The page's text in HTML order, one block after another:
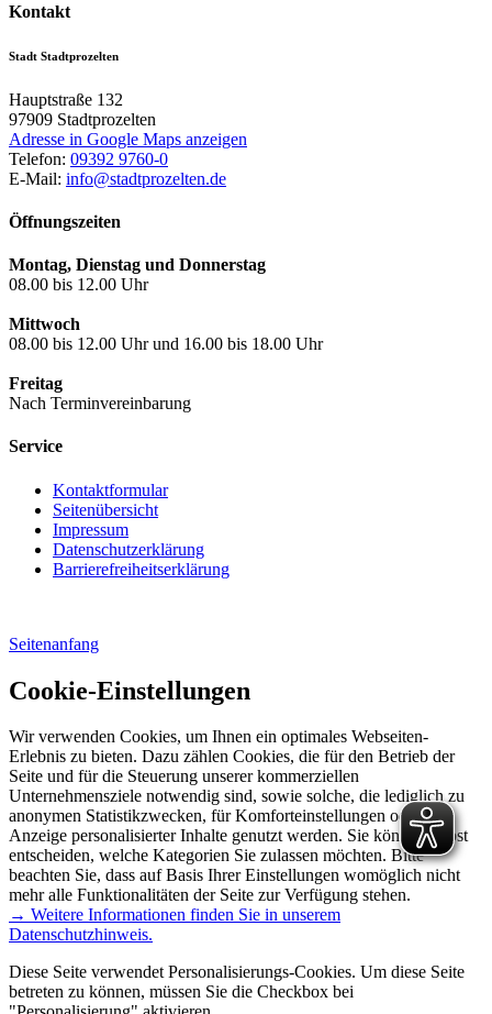
Kontakt
Stadt Stadtprozelten
Hauptstraße 132
97909 Stadtprozelten
Adresse in Google Maps anzeigen
Telefon: 09392 9760-0
E-Mail: info@stadtprozelten.de
Öffnungszeiten
Montag, Dienstag und Donnerstag
08.00 bis 12.00 Uhr
Mittwoch
08.00 bis 12.00 Uhr und 16.00 bis 18.00 Uhr
Freitag
Nach Terminvereinbarung
Service
Kontaktformular
Seitenübersicht
Impressum
Datenschutzerklärung
Barrierefreiheitserklärung
Seitenanfang
Cookie-Einstellungen
Wir verwenden Cookies, um Ihnen ein optimales Webseiten-
Erlebnis zu bieten. Dazu zählen Cookies, die für den Betrieb der
Seite und für die Steuerung unserer kommerziellen
Unternehmensziele notwendig sind, sowie solche, die lediglich zu
anonymen Statistikzwecken, für Komforteinstellungen oder zur
Anzeige personalisierter Inhalte genutzt werden. Sie können selbst
entscheiden, welche Kategorien Sie zulassen möchten. Bitte
beachten Sie, dass auf Basis Ihrer Einstellungen womöglich nicht
mehr alle Funktionalitäten der Seite zur Verfügung stehen.
→ Weitere Informationen finden Sie in unserem
Datenschutzhinweis.
Diese Seite verwendet Personalisierungs-Cookies. Um diese Seite
betreten zu können, müssen Sie die Checkbox bei